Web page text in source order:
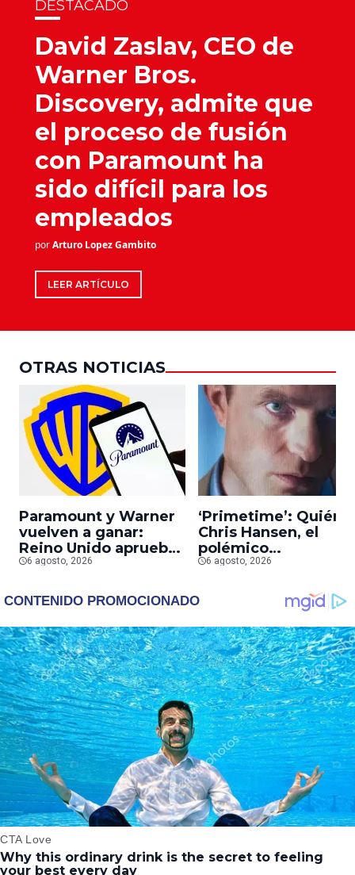
DESTACADO
David Zaslav, CEO de
Warner Bros.
Discovery, admite que
el proceso de fusión
con Paramount ha
sido difícil para los
empleados
porArturo Lopez Gambito
LEER ARTÍCULO
OTRAS NOTICIAS
Paramount y Warner
vuelven a ganar:
Reino Unido aprueba
la fusión entre
6 agosto, 2026
‘Primetime’: Quién
Chris Hansen, el
polémico
presentador que
interpreta en su
nueva película
6 agosto, 2026